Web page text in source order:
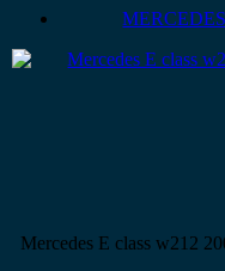
Mercedes E class w212